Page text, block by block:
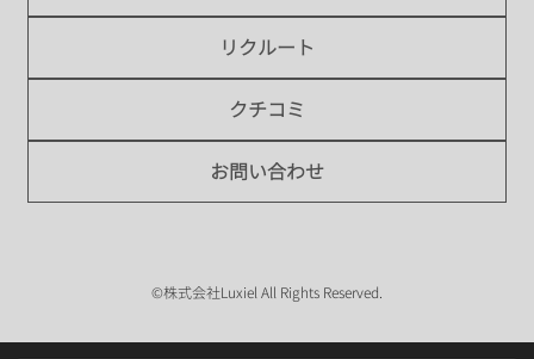
リクルート
クチコミ
お問い合わせ
©株式会社Luxiel All Rights Reserved.